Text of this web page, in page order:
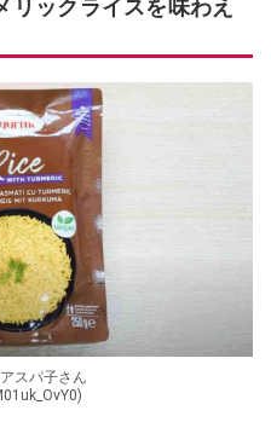
ックライスを味わえ
スパ子さん